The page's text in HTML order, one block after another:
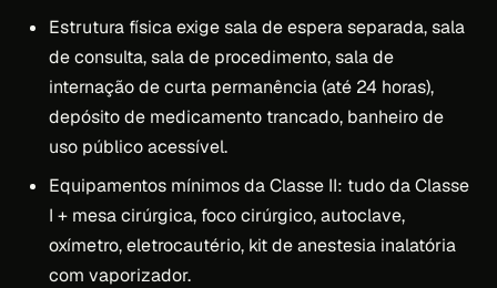
Estrutura física exige sala de espera separada, sala
de consulta, sala de procedimento, sala de
internação de curta permanência (até 24 horas),
depósito de medicamento trancado, banheiro de
uso público acessível.
Equipamentos mínimos da Classe II: tudo da Classe
I + mesa cirúrgica, foco cirúrgico, autoclave,
oxímetro, eletrocautério, kit de anestesia inalatória
com vaporizador.